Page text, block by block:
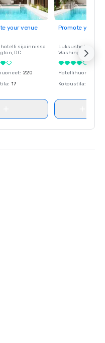
your venue
sijainnissa
, DC
: 220
: 17
Promote your
Luksushotelli
Washington
Hotellihuoneet
Kokoustila: